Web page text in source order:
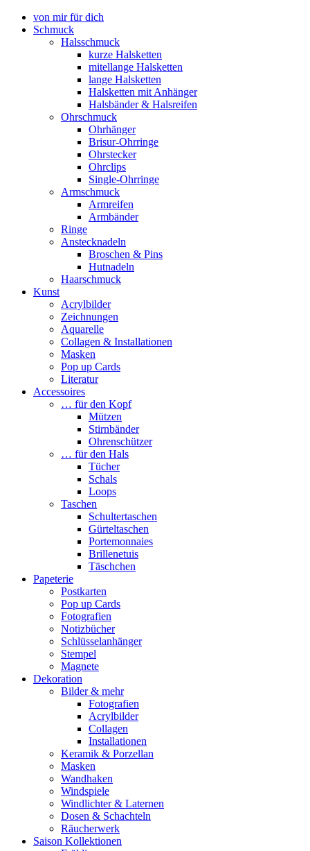
von mir für dich
Schmuck
Halsschmuck
kurze Halsketten
mitellange Halsketten
lange Halsketten
Halsketten mit Anhänger
Halsbänder & Halsreifen
Ohrschmuck
Ohrhänger
Brisur-Ohrringe
Ohrstecker
Ohrclips
Single-Ohrringe
Armschmuck
Armreifen
Armbänder
Ringe
Anstecknadeln
Broschen & Pins
Hutnadeln
Haarschmuck
Kunst
Acrylbilder
Zeichnungen
Aquarelle
Collagen & Installationen
Masken
Pop up Cards
Literatur
Accessoires
… für den Kopf
Mützen
Stirnbänder
Ohrenschützer
… für den Hals
Tücher
Schals
Loops
Taschen
Schultertaschen
Gürteltaschen
Portemonnaies
Brillenetuis
Täschchen
Papeterie
Postkarten
Pop up Cards
Fotografien
Notizbücher
Schlüsselanhänger
Stempel
Magnete
Dekoration
Bilder & mehr
Fotografien
Acrylbilder
Collagen
Installationen
Keramik & Porzellan
Masken
Wandhaken
Windspiele
Windlichter & Laternen
Dosen & Schachteln
Räucherwerk
Saison Kollektionen